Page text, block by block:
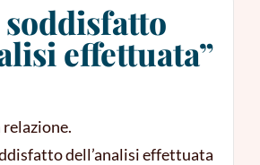
effettuata”
relazione.
dell’analisi effettuata